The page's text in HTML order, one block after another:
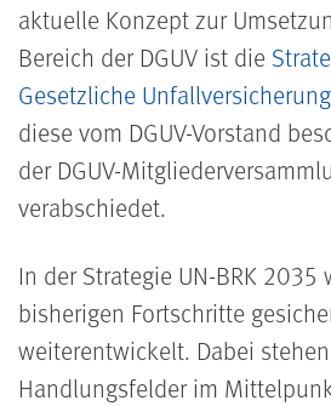
aktuelle Konzept zur
Bereich der DGUV ist die
Gesetzliche Unfallversicherung
diese vom DGUV-Vorstand
der DGUV-
verabschiedet.
In der Strategie UN-BRK 2035
bisherigen Fortschritte
weiterentwickelt. Dabei
Handlungsfelder im